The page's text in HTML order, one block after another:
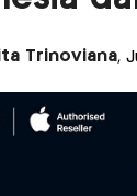
Trinoviana,